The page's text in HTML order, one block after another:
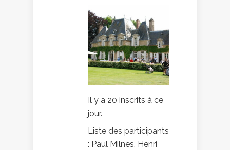
Il y a 20 inscrits à ce
jour.
Liste des participants
: Paul Milnes, Henri